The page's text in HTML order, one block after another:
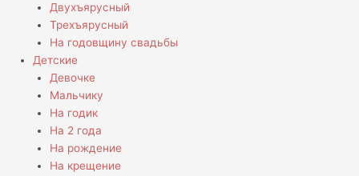
Двухъярусный
Трехъярусный
На годовщину свадьбы
Детские
Девочке
Мальчику
На годик
На 2 года
На рождение
На крещение